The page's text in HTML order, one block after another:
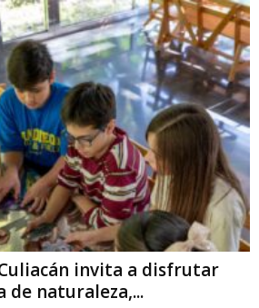
invita a disfrutar
de naturaleza,...